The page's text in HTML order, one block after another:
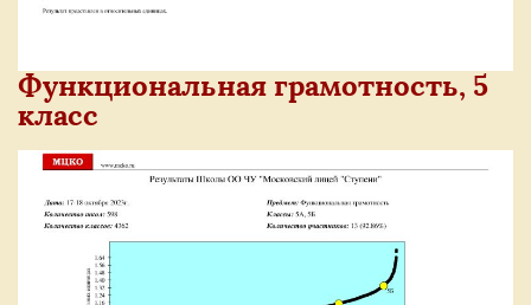
Функциональная грамотность, 5
класс